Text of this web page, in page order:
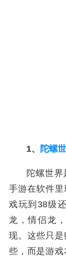
1、 陀螺
陀螺世
手游在软件
戏玩到38级
龙，情侣龙
现。这些只
些，而是游